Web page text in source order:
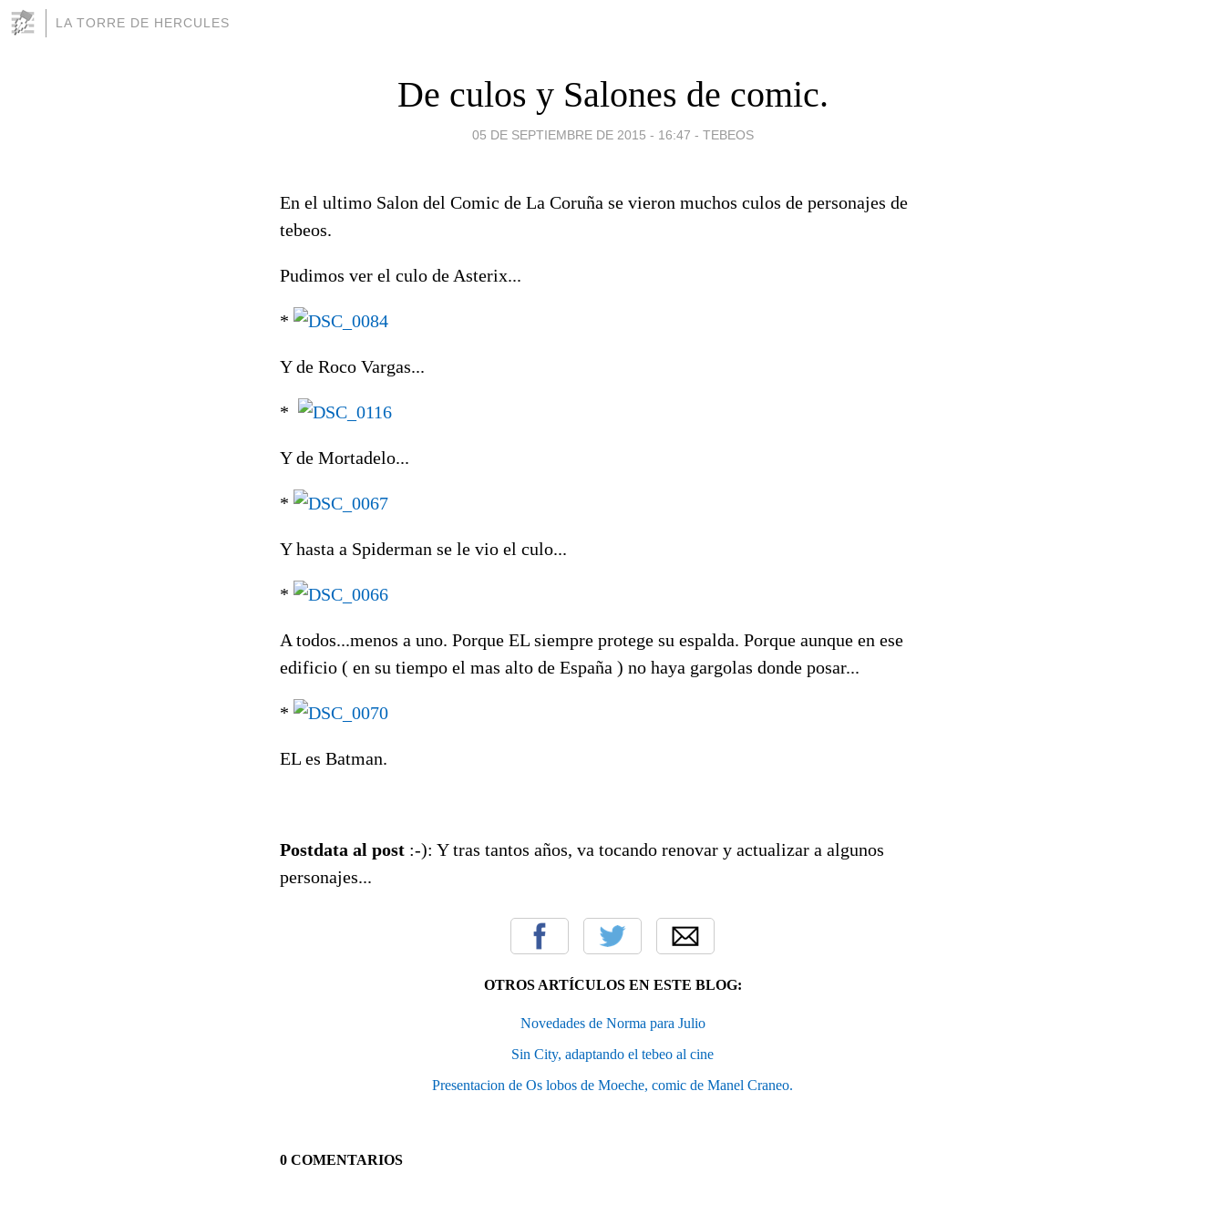
LA TORRE DE HERCULES
De culos y Salones de comic.
05 DE SEPTIEMBRE DE 2015 - 16:47 - TEBEOS
En el ultimo Salon del Comic de La Coruña se vieron muchos culos de personajes de
tebeos.
Pudimos ver el culo de Asterix...
*
Y de Roco Vargas...
*
Y de Mortadelo...
*
Y hasta a Spiderman se le vio el culo...
*
A todos...menos a uno. Porque EL siempre protege su espalda. Porque aunque en ese
edificio ( en su tiempo el mas alto de España ) no haya gargolas donde posar...
*
EL es Batman.
Postdata al post :-): Y tras tantos años, va tocando renovar y actualizar a algunos
personajes...
OTROS ARTÍCULOS EN ESTE BLOG:
Novedades de Norma para Julio
Sin City, adaptando el tebeo al cine
Presentacion de Os lobos de Moeche, comic de Manel Craneo.
0 COMENTARIOS